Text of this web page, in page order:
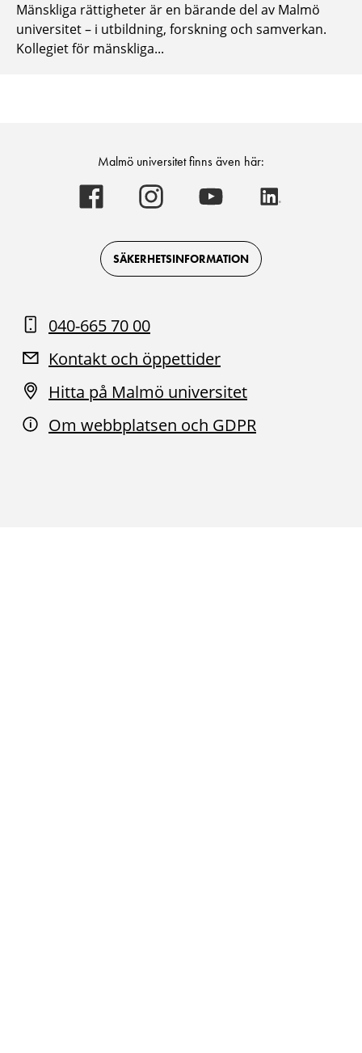
Mänskliga rättigheter är en bärande del av Malmö
universitet – i utbildning, forskning och samverkan.
Kollegiet för mänskliga...
Malmö universitet finns även här:
Malmö
universitet
on
Facebook
Malmö
universitet
on
Instagram
Malmö
universitet
on
Youtube
SÄKERHETSINFORMATION
040-665 70 00
Kontakt och öppettider
Hitta på Malmö universitet
Om webbplatsen och GDPR